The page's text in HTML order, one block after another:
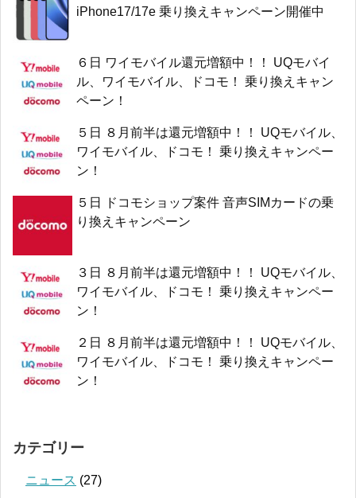
iPhone17/17e 乗り換えキャンペーン開催中
６日 ワイモバイル還元増額中！！ UQモバイ
ル、ワイモバイル、ドコモ！ 乗り換えキャン
ペーン！
５日 ８月前半は還元増額中！！ UQモバイル、
ワイモバイル、ドコモ！ 乗り換えキャンペー
ン！
５日 ドコモショップ案件 音声SIMカードの乗
り換えキャンペーン
３日 ８月前半は還元増額中！！ UQモバイル、
ワイモバイル、ドコモ！ 乗り換えキャンペー
ン！
２日 ８月前半は還元増額中！！ UQモバイル、
ワイモバイル、ドコモ！ 乗り換えキャンペー
ン！
カテゴリー
ニュース (27)